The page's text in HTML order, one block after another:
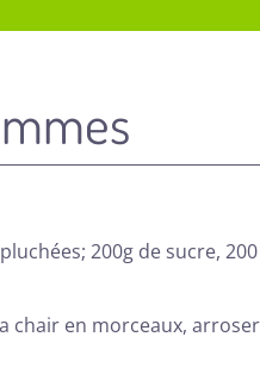
200g de sucre,
chair en morceaux,